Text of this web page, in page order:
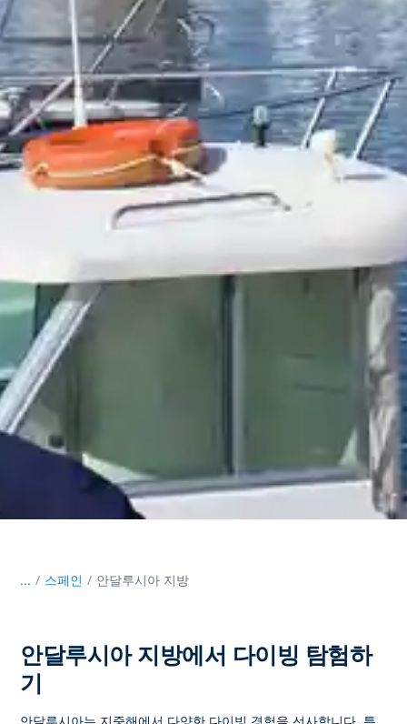
... / 스페인 안달루시아 지방
안달루시아 지방에서 다이빙 탐험하
기
안달루시아는 지중해에서 다양한 다이빙 경험을 선사합니다. 특